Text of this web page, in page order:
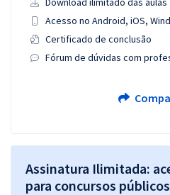
Acesso no Android, iOS,
Certificado de conclusão
Fórum de dúvidas com
Assinatura Ilimitada:
para concursos